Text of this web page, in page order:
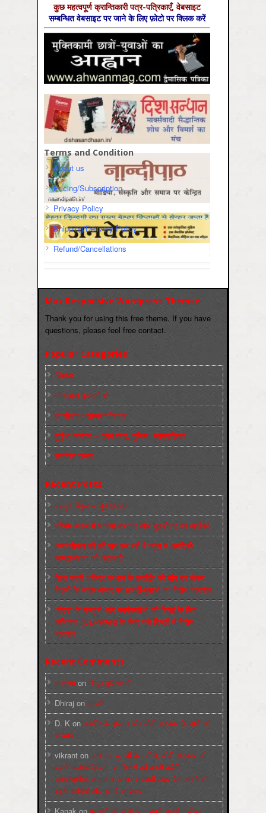
कुछ महत्‍वपूर्ण क्रान्तिकारी पत्र-पत्रिकाएँ, वेबसाइट
सम्‍बन्धित वेबसाइट पर जाने के लिए फ़ोटो पर क्लिक करें
Terms and Condition
About us
Pricing/Subscription
Privacy Policy
Shipping/Delivery Policy
Refund/Cancellations
Max Responsive Wordpress Themse
Thank you for using this free theme. If you have
questions, please feel free contact.
Popular Categories
Slider
कारख़ाना इलाक़ों से
फ़ासीवाद / साम्‍प्रदायिकता
बुर्जुआ जनवाद – दमन तंत्र, पुलिस, न्‍यायपालिका
संघर्षरत जनता
Recent Posts
मज़दूर बिगुल – जून 2026
पश्चिम बंगाल में भाजपा सरकार और बुलडोज़र का आतंक!
अमानवीयता की हदें पार कर रही है क्यूबा में अमेरिकी
साम्राज्यवाद की घेराबन्दी
शिक्षा मंत्री धर्मेन्द्र प्रधान के इस्तीफ़े की माँग को लेकर
दिल्ली के जन्तर-मन्तर पर छात्रों-युवाओं का विरोध प्रदर्शन
‘नोएडा के मज़दूरों और कार्यकर्ताओं की रिहाई के लिए
अभियान’ (CaRWAN) के बैनर तले दिल्ली में विरोध
प्रदर्शन
Recent Comments
sneha on बिगुल पुस्तिकाएँ
Dhiraj on सम्पर्क
D. K on कश्मीर के हालात और मोदी सरकार के दावों की
सच्चाई
vikrant onकर्नाटक चुनावों के नतीजे, मोदी सरकार की
बढ़ती अलोकप्रियता, फ़ासिस्टों की बढ़ती बेचैनी,
साम्प्रदायिक उन्माद व अन्धराष्ट्रवादी लहर पैदा करने की
बढ़ती साज़िशें और हमारे कार्यभार
Kanak onपुस्‍तकों की पीडीएफ : कार्ल मार्क्‍स : जीवन